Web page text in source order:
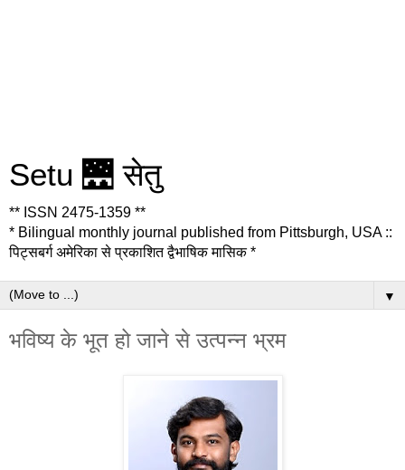
Setu 🌉 सेतु
** ISSN 2475-1359 **
* Bilingual monthly journal published from Pittsburgh, USA ::
पिट्सबर्ग अमेरिका से प्रकाशित द्वैभाषिक मासिक *
▼
भविष्य के भूत हो जाने से उत्पन्न भ्रम